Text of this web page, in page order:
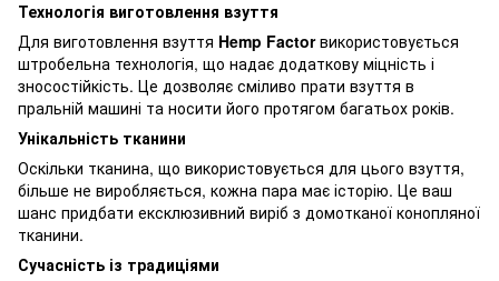
Технологія виготовлення взуття
Для виготовлення взуття Hemp Factorвикористовується
штробельна технологія, що надає додаткову міцність і
зносостійкість. Це дозволяє сміливо прати взуття в
пральній машині та носити його протягом багатьох років.
Унікальність тканини
Оскільки тканина, що використовується для цього взуття,
більше не виробляється, кожна пара має історію. Це ваш
шанс придбати ексклюзивний виріб з домотканої конопляної
тканини.
Сучасність із традиціями